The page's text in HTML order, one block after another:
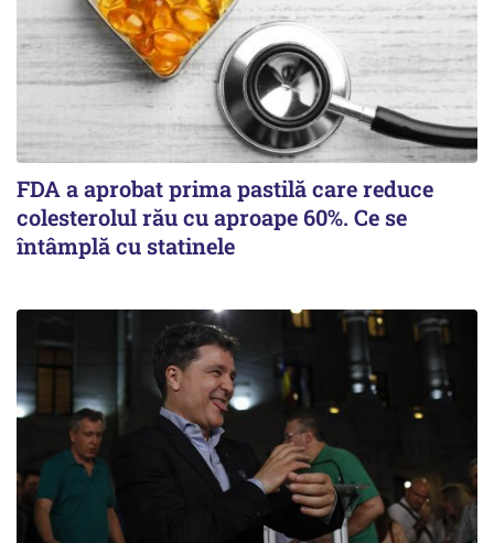
FDA a aprobat prima pastilă care reduce
colesterolul rău cu aproape 60%. Ce se
întâmplă cu statinele